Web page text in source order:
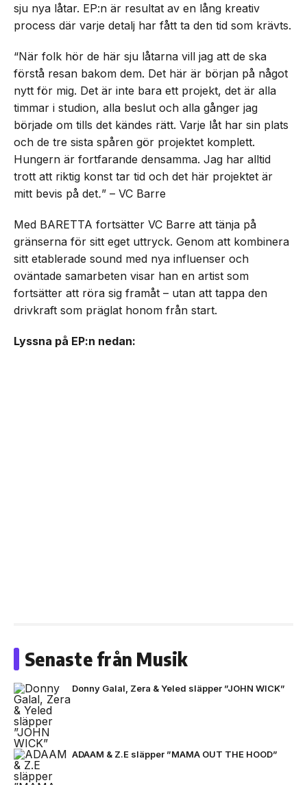
sju nya låtar. EP:n är resultat av en lång kreativ
process där varje detalj har fått ta den tid som krävts.
“När folk hör de här sju låtarna vill jag att de ska
förstå resan bakom dem. Det här är början på något
nytt för mig. Det är inte bara ett projekt, det är alla
timmar i studion, alla beslut och alla gånger jag
började om tills det kändes rätt. Varje låt har sin plats
och de tre sista spåren gör projektet komplett.
Hungern är fortfarande densamma. Jag har alltid
trott att riktig konst tar tid och det här projektet är
mitt bevis på det.” – VC Barre
Med BARETTA fortsätter VC Barre att tänja på
gränserna för sitt eget uttryck. Genom att kombinera
sitt etablerade sound med nya influenser och
oväntade samarbeten visar han en artist som
fortsätter att röra sig framåt – utan att tappa den
drivkraft som präglat honom från start.
Lyssna på EP:n nedan:
Senaste från Musik
Donny Galal, Zera & Yeled släpper ”JOHN WICK”
ADAAM & Z.E släpper ”MAMA OUT THE HOOD”